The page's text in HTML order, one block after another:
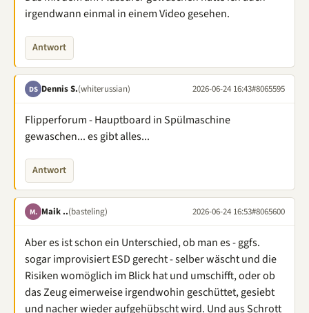
irgendwann einmal in einem Video gesehen.
Antwort
DS Dennis S.(whiterussian) 2026-06-24 16:43#8065595
Flipperforum - Hauptboard in Spülmaschine
gewaschen... es gibt alles...
Antwort
M. Maik ..(basteling) 2026-06-24 16:53#8065600
Aber es ist schon ein Unterschied, ob man es - ggfs.
sogar improvisiert ESD gerecht - selber wäscht und die
Risiken womöglich im Blick hat und umschifft, oder ob
das Zeug eimerweise irgendwohin geschüttet, gesiebt
und nacher wieder aufgehübscht wird. Und aus Schrott